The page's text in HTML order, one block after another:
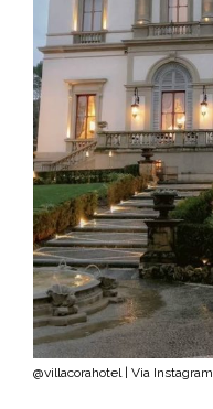
@villacorahotel | Via Instagram